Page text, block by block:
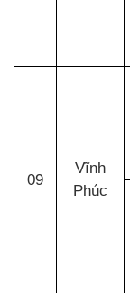
09
Vĩnh
Phúc